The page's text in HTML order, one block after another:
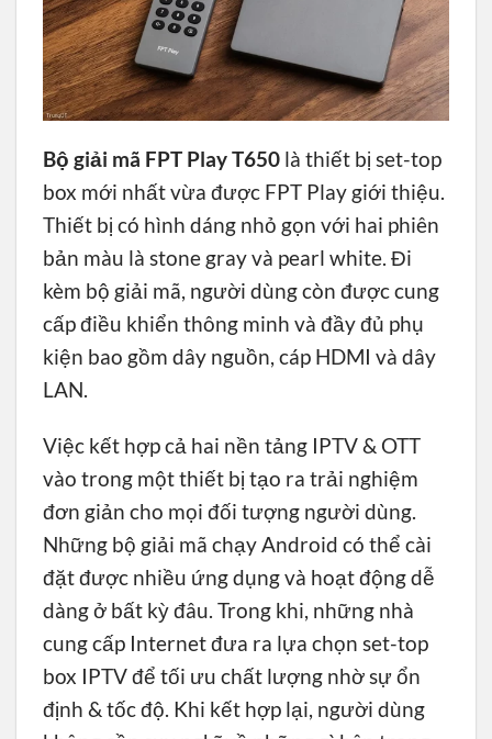
Bộ giải mã FPT Play T650 là thiết bị set-top
box mới nhất vừa được FPT Play giới thiệu.
Thiết bị có hình dáng nhỏ gọn với hai phiên
bản màu là stone gray và pearl white. Đi
kèm bộ giải mã, người dùng còn được cung
cấp điều khiển thông minh và đầy đủ phụ
kiện bao gồm dây nguồn, cáp HDMI và dây
LAN.
Việc kết hợp cả hai nền tảng IPTV & OTT
vào trong một thiết bị tạo ra trải nghiệm
đơn giản cho mọi đối tượng người dùng.
Những bộ giải mã chạy Android có thể cài
đặt được nhiều ứng dụng và hoạt động dễ
dàng ở bất kỳ đâu. Trong khi, những nhà
cung cấp Internet đưa ra lựa chọn set-top
box IPTV để tối ưu chất lượng nhờ sự ổn
định & tốc độ. Khi kết hợp lại, người dùng